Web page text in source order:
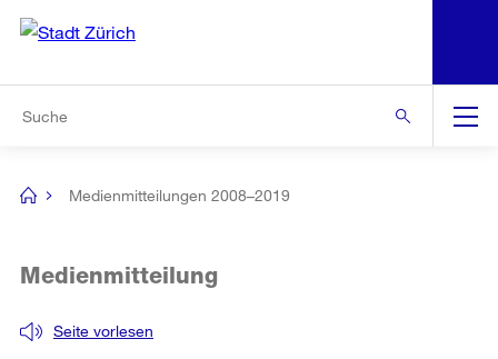
Navigation
[no
Medienmitteilungen 2008–2019
Seite vorlesen
Medienmitteilung